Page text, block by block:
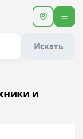
Искать
и